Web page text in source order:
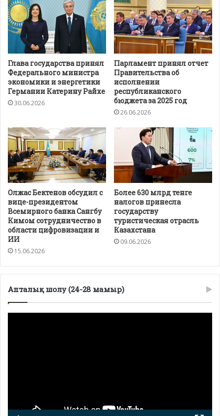
Глава государства принял
Федерального министра
экономики и энергетики
Германии Катерину Райхе
30.06.2026
Парламент принял отчет
Правительства об
исполнении
республиканского
бюджета за 2025 год
26.06.2026
Олжас Бектенов обсудил с
вице-президентом
Всемирного банка Сангбу
Кимом сотрудничество в
области цифровизации и
ИИ
15.06.2026
Более 630 млрд тенге
налогов принесла
государству
туристическая отрасль
Казахстана
09.06.2026
Апталық шолу (24-28 мамыр)